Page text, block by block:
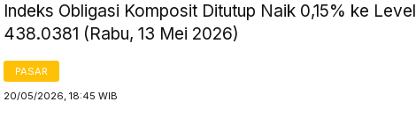
Indeks Obligasi Komposit Ditutup Naik 0,15% ke Level
438.0381 (Rabu, 13 Mei 2026)
PASAR
20/05/2026, 18:45 WIB